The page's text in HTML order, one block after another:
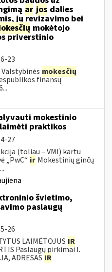
ar jos dalies
jų revizavimo bei
mokėtojo
priverstinio
23
mokesčių
finansų
mokestinio
laimėti praktikos
27
(toliau – VMI) kartu
„PwC“ ir Mokestinių ginčų
švietimo,
paslaugų
26
LAIMĖTOJUS IR
Paslaugų pirkimai I.
ADRESAS IR